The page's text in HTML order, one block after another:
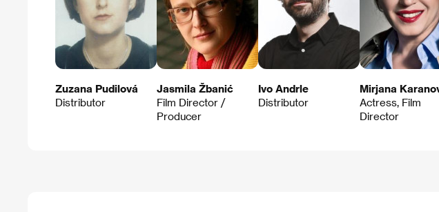
Zuzana Pudilová
Distributor
Jasmila Žbanić
Film Director /
Producer
Ivo Andrle
Distributor
Mirjana
Actress, Film
Director